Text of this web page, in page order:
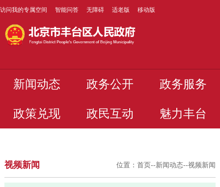
访问我的专属空间 智能问答 无障碍 适老版 移动版
新闻动态 政务公开 政务服务
政策兑现 政民互动 魅力丰台
视频新闻 位置：首页--新闻动态--视频新闻